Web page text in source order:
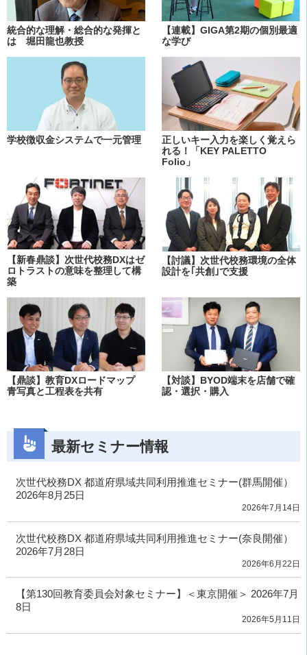
統合的な理解・総合的な発揮と
は 堀田龍也教授
【連載】GIGA第2期の個別最適
な学び
学校徴収金システムで一元管理
正しいキー入力を楽しく覚えら
れる！「KEY PALETTO
Folio」
【新春鼎談】次世代校務DXはゼ
ロトラストの意味を整理して構
築
【討議】次世代校務環境の全体
設計を｢共創｣で支援
【鼎談】教育DXロードマップ
青写真と工程表を共有
【対談】BYOD端末を店舗で確
認・選択・購入
最新セミナー情報
次世代校務DX 都道府県域共同利用推進セミナー(群馬開催）
2026年8月25日
2026年7月14日
次世代校務DX 都道府県域共同利用推進セミナー(奈良開催）
2026年7月28日
2026年6月22日
【第130回教育委員会対象セミナー】＜東京開催＞ 2026年7月
8日
2026年5月11日